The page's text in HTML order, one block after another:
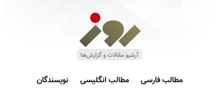
مطالب فارسی مطالب انگلیسی نویسندگان